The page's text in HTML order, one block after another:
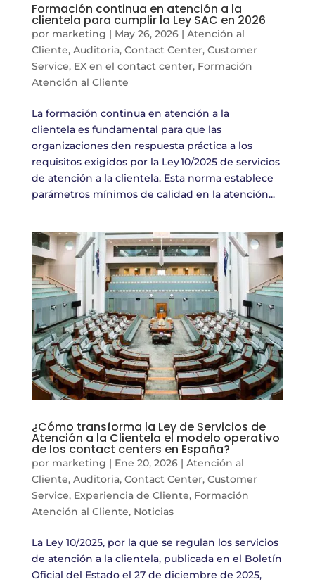
Formación continua en atención a la
clientela para cumplir la Ley SAC en 2026
por marketing | May 26, 2026| Atención al
Cliente, Auditoria, Contact Center, Customer
Service, EX en el contact center, Formación
Atención al Cliente
La formación continua en atención a la
clientela es fundamental para que las
organizaciones den respuesta práctica a los
requisitos exigidos por la Ley 10/2025 de servicios
de atención a la clientela. Esta norma establece
parámetros mínimos de calidad en la atención...
¿Cómo transforma la Ley de Servicios de
Atención a la Clientela el modelo operativo
de los contact centers en España?
por marketing | Ene 20, 2026| Atención al
Cliente, Auditoria, Contact Center, Customer
Service, Experiencia de Cliente, Formación
Atención al Cliente, Noticias
La Ley 10/2025, por la que se regulan los servicios
de atención a la clientela, publicada en el Boletín
Oficial del Estado el 27 de diciembre de 2025,